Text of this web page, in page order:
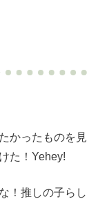
かったものを見
た！Yehey!
！推しの子らし